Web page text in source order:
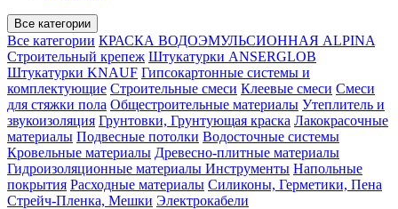
Все категории
Все категории КРАСКА ВОДОЭМУЛЬСИОННАЯ ALPINA
Строительный крепеж Штукатурки ANSERGLOB
Штукатурки KNAUF Гипсокартонные системы и
комплектующие Строительные смеси Клеевые смеси Смеси
для стяжки пола Общестроительные материалы Утеплитель и
звукоизоляция Грунтовки, Грунтующая краска Лакокрасочные
материалы Подвесные потолки Водосточные системы
Кровельные материалы Древесно-плитные материалы
Гидроизоляционные материалы Инструменты Напольные
покрытия Расходные материалы Силиконы, Герметики, Пена
Стрейч-Пленка, Мешки Электрокабели